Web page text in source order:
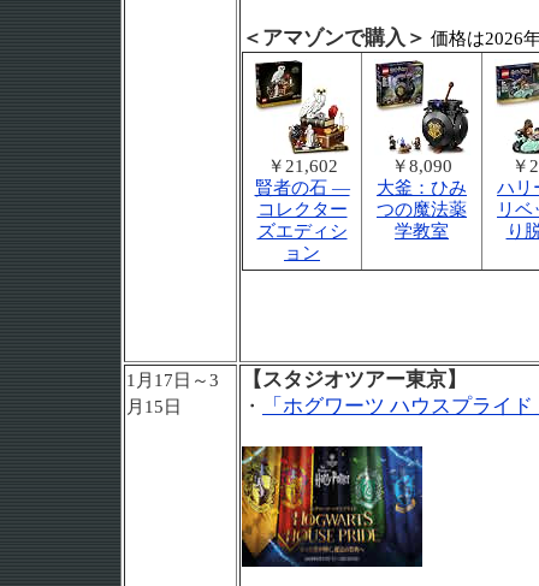
＜アマゾンで購入 ＞ 価格は2026
￥21,602
賢者の石 ―
コレクター
ズエディシ
ョン
￥8,090
大釜：ひみ
つの魔法薬
学教室
￥
ハリ
リベ
り
1月17日～3
月15日
【スタジオツアー東京】
・
「ホグワーツ ハウスプライ